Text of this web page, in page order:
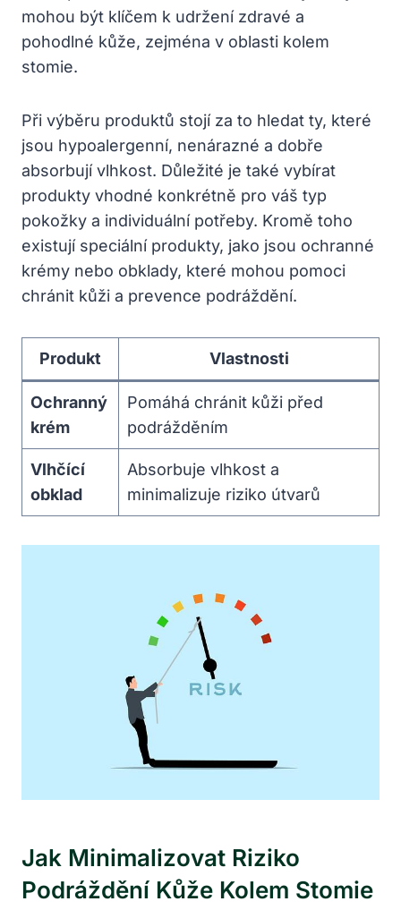
mohou být klíčem k udržení zdravé a
pohodlné kůže, zejména v oblasti kolem
stomie.
Při výběru produktů stojí za to hledat ty, které
jsou hypoalergenní, nenárazné a dobře
absorbují vlhkost. Důležité je také vybírat
produkty vhodné konkrétně pro váš typ
pokožky a individuální potřeby. Kromě toho
existují speciální produkty, jako jsou ochranné
krémy nebo obklady, které mohou pomoci
chránit kůži a prevence podráždění.
Produkt Vlastnosti
Ochranný
krém
Pomáhá chránit kůži před
podrážděním
Vlhčící
obklad
Absorbuje vlhkost a
minimalizuje riziko útvarů
Jak Minimalizovat Riziko
Podráždění Kůže Kolem Stomie